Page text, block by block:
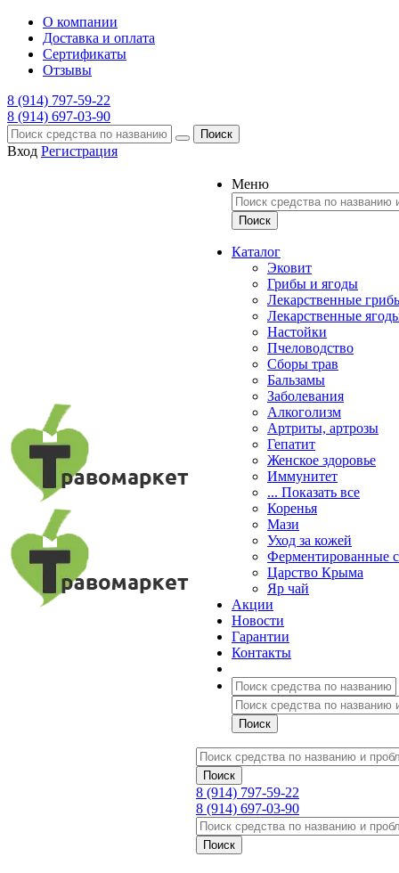
О компании
Доставка и оплата
Сертификаты
Отзывы
8 (914) 797-59-22
8 (914) 697-03-90
Поиск
Вход Регистрация
Меню
Каталог
Эковит
Грибы и ягоды
Лекарственные
Лекарственные
Настойки
Пчеловодство
Сборы трав
Бальзамы
Заболевания
Алкоголизм
Артриты, артрозы
Гепатит
Женское здоровье
Иммунитет
... Показать все
Коренья
Мази
Уход за кожей
Ферментированные
Царство Крыма
Яр чай
Акции
Новости
Гарантии
Контакты
8 (914) 797-59-22
8 (914) 697-03-90